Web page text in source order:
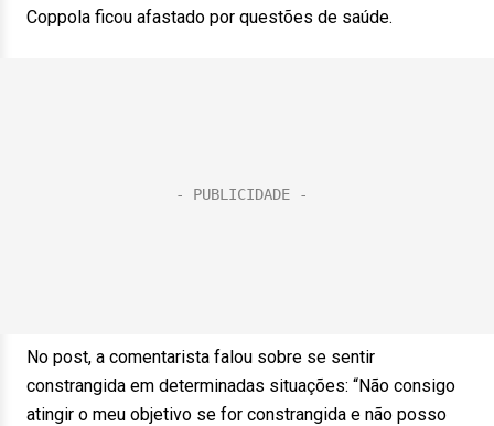
Coppola ficou afastado por questões de saúde.
No post, a comentarista falou sobre se sentir
constrangida em determinadas situações: “Não consigo
atingir o meu objetivo se for constrangida e não posso